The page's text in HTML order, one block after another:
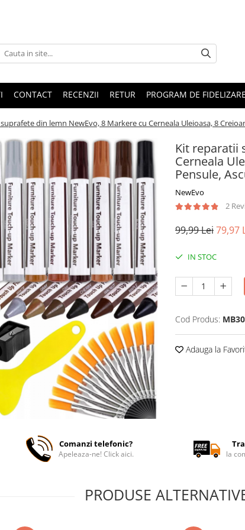
CONTACT RECENZII RETUR PROGRAM DE
din lemn NewEvo, 8 Markere cu Cerneala Uleioasa, 8
Kit reparatii
Cerneala
Pensule,
NewEvo
2
99,99 Lei79,97
IN STOC
Cod Produs:
Adauga la
Comanzi telefonic?
Apeleaza-ne! Click aici. la
PRODUSE